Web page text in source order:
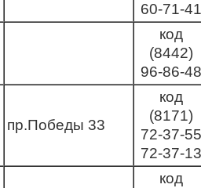
60-71-41
код
(8442)
96-86-48
пр.Победы 33
код
(8171)
72-37-55
72-37-13
код